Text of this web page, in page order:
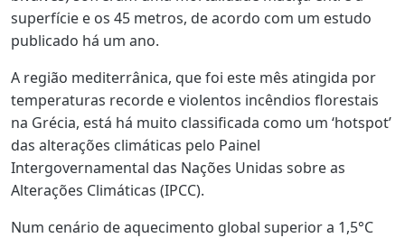
superfície e os 45 metros, de acordo com um estudo
publicado há um ano.
A região mediterrânica, que foi este mês atingida por
temperaturas recorde e violentos incêndios florestais
na Grécia, está há muito classificada como um ‘hotspot’
das alterações climáticas pelo Painel
Intergovernamental das Nações Unidas sobre as
Alterações Climáticas (IPCC).
Num cenário de aquecimento global superior a 1,5°C